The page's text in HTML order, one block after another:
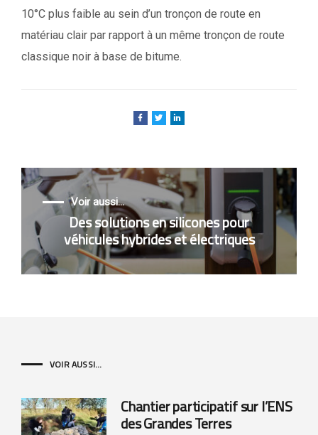
10°C plus faible au sein d’un tronçon de route en
matériau clair par rapport à un même tronçon de route
classique noir à base de bitume.
Voir aussi...
Des solutions en silicones pour
véhicules hybrides et électriques
VOIR AUSSI...
Chantier participatif sur l’ENS
des Grandes Terres